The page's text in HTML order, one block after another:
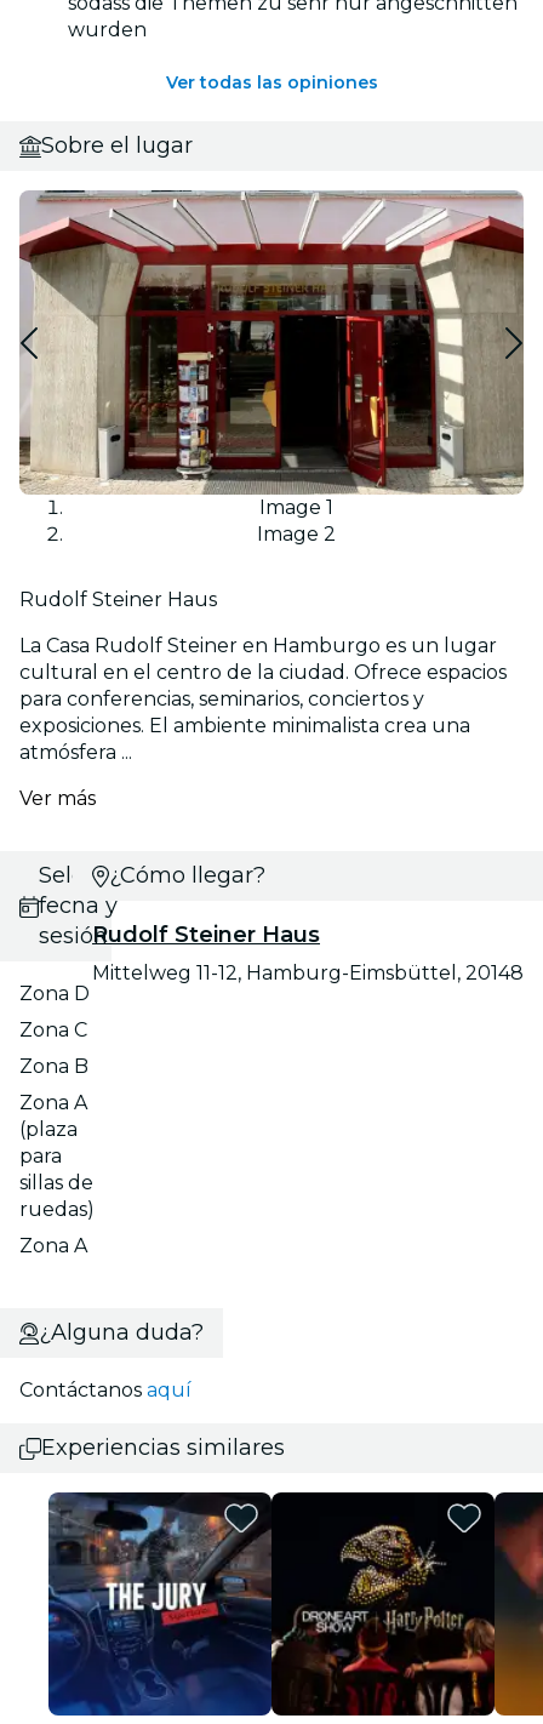
wurden
Ver todas las opiniones
Sobre el lugar
Image 1
Image 2
Rudolf Steiner Haus
La Casa Rudolf Steiner en Hamburgo es un lugar
cultural en el centro de la ciudad. Ofrece espacios
para conferencias, seminarios, conciertos y
exposiciones. El ambiente minimalista crea una
atmósfera ...
Ver más
Selecciona
fecha y
sesión
Zona D
Zona C
Zona B
Zona A
(plaza
para
sillas de
ruedas)
Zona A
¿Cómo llegar?
Rudolf Steiner Haus
Mittelweg 11-12, Hamburg-Eimsbüttel, 20148
¿Alguna duda?
Contáctanos aquí
Experiencias similares